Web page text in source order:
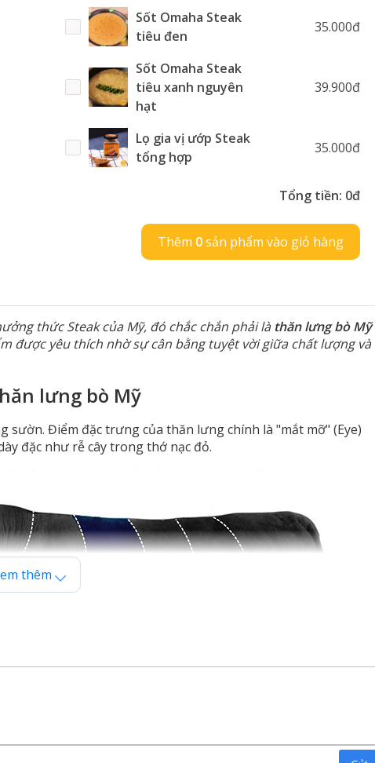
Sốt Omaha Steak
tiêu đen
35.000đ
Sốt Omaha Steak
tiêu xanh nguyên
hạt
39.900đ
Lọ gia vị ướp Steak
tổng hợp
35.000đ
Tổng tiền: 0đ
Thêm 0sản phẩm vào giỏ hàng
thức Steak của Mỹ, đó chắc chắn phải là thăn lưng bò Mỹ
được yêu thích nhờ sự cân bằng tuyệt vời giữa chất lượng và
lưng bò Mỹ
Điểm đặc trưng của thăn lưng chính là "mắt mỡ" (Eye)
đặc như rễ cây trong thớ nạc đỏ.
thêm